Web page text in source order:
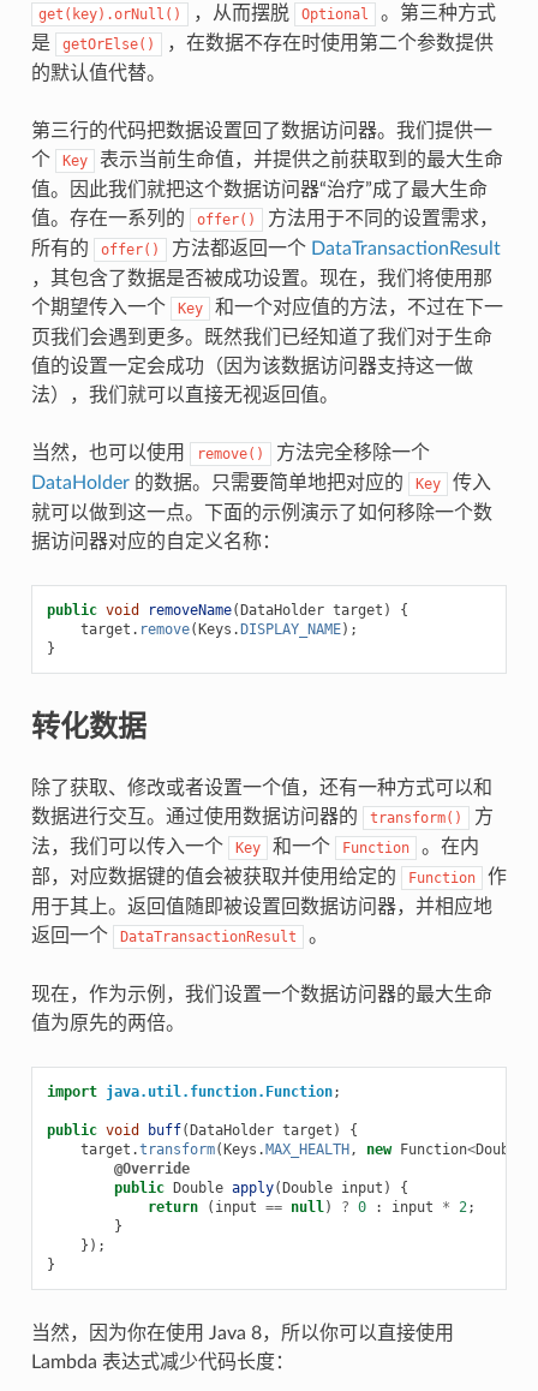
get(key).orNull() ，从而摆脱 Optional
。第三种方式
是
getOrElse()
，在数据不存在时使用第二个参数提供
的默认值代替。
第三行的代码把数据设置回了数据访问器。我们提供一
个
Key
表示当前生命值，并提供之前获取到的最大生命
值。因此我们就把这个数据访问器“治疗”成了最大生命
值。存在一系列的
offer()
方法用于不同的设置需求，
所有的
offer() 方法都返回一个 DataTransactionResult
，其包含了数据是否被成功设置。现在，我们将使用那
个期望传入一个
Key
和一个对应值的方法，不过在下一
页我们会遇到更多。既然我们已经知道了我们对于生命
值的设置一定会成功（因为该数据访问器支持这一做
法），我们就可以直接无视返回值。
当然，也可以使用 remove()
方法完全移除一个
DataHolder的数据。只需要简单地把对应的 Key
传入
就可以做到这一点。下面的示例演示了如何移除一个数
据访问器对应的自定义名称：
public void removeName( DataHolder target )
{
target . remove( Keys . DISPLAY_NAME);
}
转化数据
除了获取、修改或者设置一个值，还有一种方式可以和
数据进行交互。通过使用数据访问器的
transform()
方
法，我们可以传入一个
Key 和一个 Function
。在内
部，对应数据键的值会被获取并使用给定的
Function
作
用于其上。返回值随即被设置回数据访问器，并相应地
返回一个
DataTransactionResult 。
现在，作为示例，我们设置一个数据访问器的最大生命
值为原先的两倍。
import java.util.function.Function;
public void buff( DataHolder target )
{
target .transform( Keys . MAX_HEALTH , new Function<Double
@Override
public
Double apply( Double input )
{
return
( input == null) ? 0 : input * 2;
}
});
}
当然，因为你在使用 Java 8，所以你可以直接使用
Lambda 表达式减少代码长度：